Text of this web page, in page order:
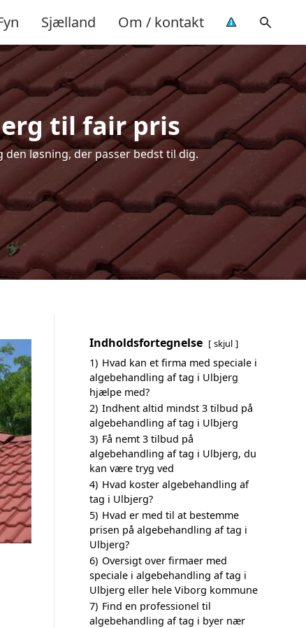
Sjælland Om / kontakt
til fair pris
løsning, der passer bedst til dig.
Indholdsfortegnelse skjul
1) Hvad kan et firma med speciale i
algebehandling af tag i Ulbjerg
hjælpe med?
2) Indhent altid mindst 3 tilbud på
algebehandling af tag i Ulbjerg
3) Få nemt 3 tilbud på
algebehandling af tag i Ulbjerg, du
kan være tryg ved
4) Hvad koster algebehandling af
tag i Ulbjerg?
5) Hvad er med til at bestemme
prisen på algebehandling af tag i
Ulbjerg?
6) Oversigt over firmaer med
speciale i algebehandling af tag i
Ulbjerg eller hele Viborg kommune
7) Find en professionel til
algebehandling af tag i byer nær